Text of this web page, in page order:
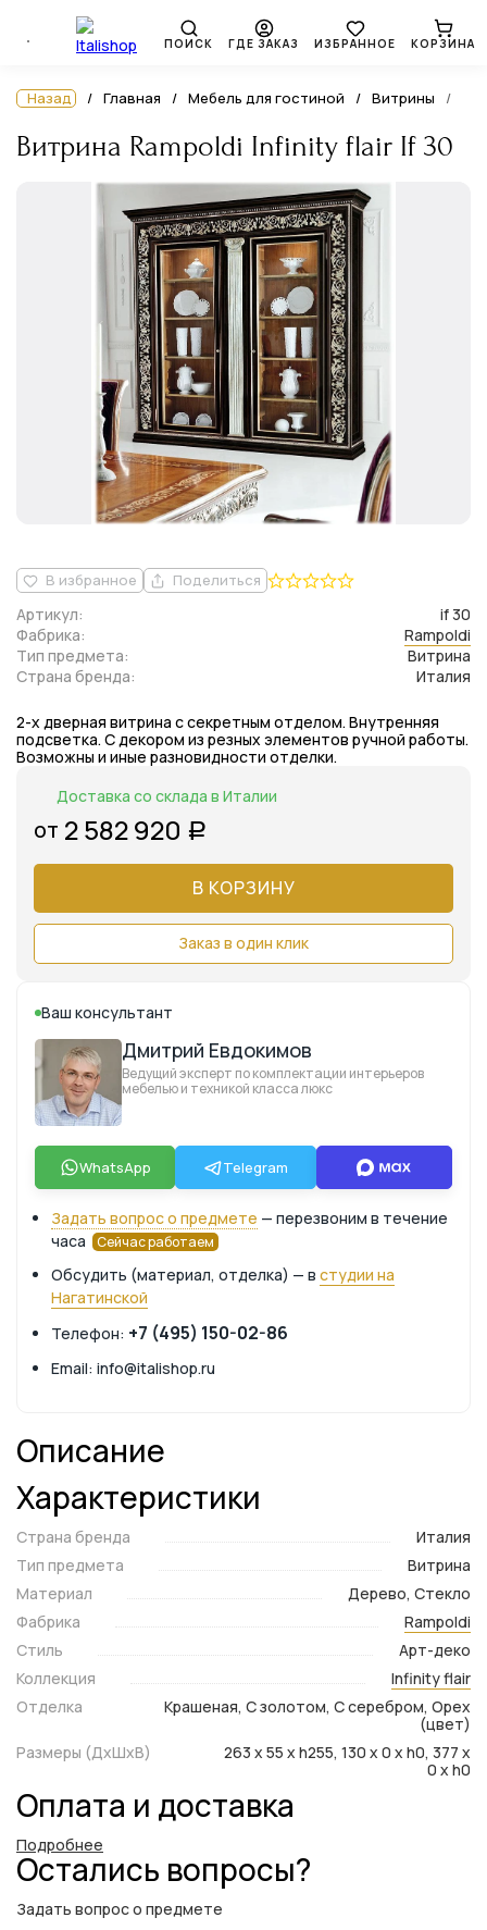
ПОИСК ГДЕ ЗАКАЗ ИЗБРАННОЕ КОРЗИНА
Назад Главная Мебель для гостиной Витрины
Витрина Rampoldi Infinity flair If 30
В избранное Поделиться
Фабрика: Rampoldi
Артикул:
if 30
Тип предмета:
Витрина
Страна бренда:
Италия
2-х дверная витрина с секретным отделом. Внутренняя
подсветка. С декором из резных элементов ручной работы.
Возможны и иные разновидности отделки.
Доставка со склада в Италии
от 2 582 920 Р
В КОРЗИНУ
Заказ в один клик
Ваш консультант
Дмитрий Евдокимов
Ведущий эксперт по комплектации интерьеров
мебелью и техникой класса люкс
WhatsApp Telegram
Задать вопрос о предмете — перезвоним в течение
часа
Сейчас работаем
Обсудить (материал, отделка) — в студии на
Нагатинской
Телефон: +7 (495) 150-02-86
Email: info@italishop.ru
Описание
Характеристики
Страна бренда
Италия
Тип предмета
Витрина
Материал
Дерево, Стекло
Фабрика
Rampoldi
Стиль
Арт-деко
Коллекция
Infinity flair
Отделка
Крашеная, С золотом, С серебром, Орех
(цвет)
Размеры (ДxШxВ)
263 x 55 x h255, 130 x 0 x h0, 377 x
0 x h0
Оплата и доставка
Подробнее
Остались вопросы?
Задать вопрос о предмете